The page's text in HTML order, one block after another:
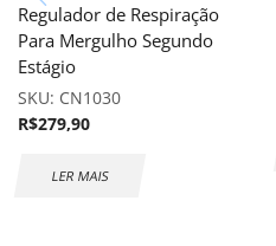
Regulador de Respiração
Para Mergulho Segundo
Estágio
SKU: CN1030
R$279,90
LER MAIS